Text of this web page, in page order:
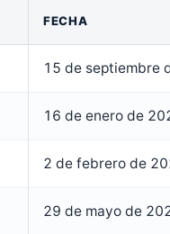
FECHA
15 de septiembre
16 de enero de
2 de febrero de
29 de mayo de